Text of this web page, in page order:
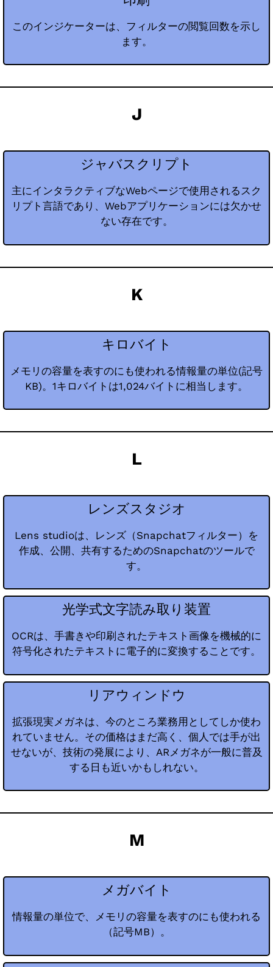
このインジケーターは、フィルターの閲覧回数を示し
ます。
J
ジャバスクリプト
主にインタラクティブなWebページで使用されるスク
リプト言語であり、Webアプリケーションには欠かせ
ない存在です。
K
キロバイト
メモリの容量を表すのにも使われる情報量の単位(記号
KB)。1キロバイトは1,024バイトに相当します。
L
レンズスタジオ
Lens studioは、レンズ（Snapchatフィルター）を
作成、公開、共有するためのSnapchatのツールで
す。
光学式文字読み取り装置
OCRは、手書きや印刷されたテキスト画像を機械的に
符号化されたテキストに電子的に変換することです。
リアウィンドウ
拡張現実メガネは、今のところ業務用としてしか使わ
れていません。その価格はまだ高く、個人では手が出
せないが、技術の発展により、ARメガネが一般に普及
する日も近いかもしれない。
M
メガバイト
情報量の単位で、メモリの容量を表すのにも使われる
（記号MB）。